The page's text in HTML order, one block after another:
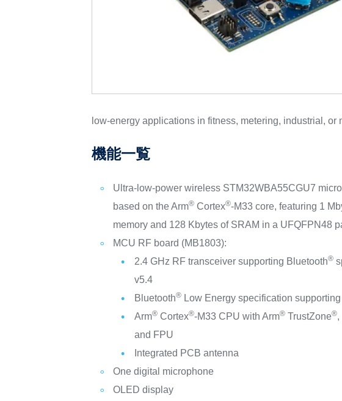
low‑energy applications in fitness, metering, industrial,
機能一覧
Ultra‑low‑power wireless STM32WBA55CGU7
based on the Arm® Cortex®‑M33 core, featuring 1
memory and 128 Kbytes of SRAM in a UFQFPN48
MCU RF board (MB1803):
2.4 GHz RF transceiver supporting Bluetooth®
v5.4
Bluetooth® Low Energy specification
Arm® Cortex®‑M33 CPU with Arm® TrustZone®,
and FPU
Integrated PCB antenna
One digital microphone
OLED display